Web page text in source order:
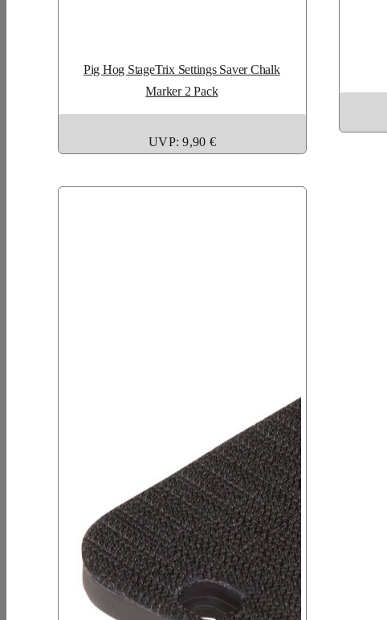
Pig Hog StageTrix Settings Saver Chalk
Marker 2 Pack
UVP: 9,90 €